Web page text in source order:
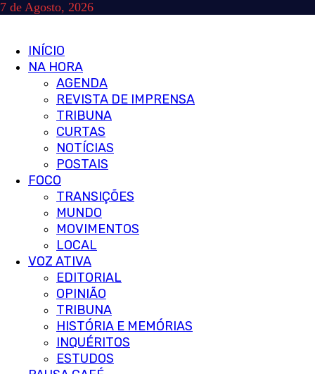
Skip
7 de Agosto, 2026
Primary
Menu
INÍCIO
NA HORA
AGENDA
REVISTA DE IMPRENSA
TRIBUNA
CURTAS
NOTÍCIAS
POSTAIS
FOCO
TRANSIÇÕES
MUNDO
MOVIMENTOS
LOCAL
VOZ ATIVA
EDITORIAL
OPINIÃO
TRIBUNA
HISTÓRIA E MEMÓRIAS
INQUÉRITOS
ESTUDOS